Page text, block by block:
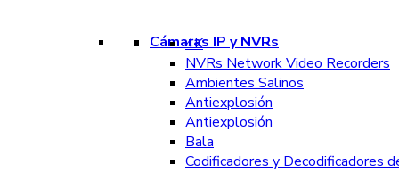
Cámaras IP y NVRs
4K
NVRs Network Video Recorders
Ambientes Salinos
Antiexplosión
Antiexplosión
Bala
Codificadores y Decodificadores